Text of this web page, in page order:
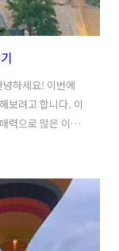
하세요! 이번에
보려고 합니다. 이
력으로 많은 이들
풍경과 다양한
는 그 이름처럼 아
는 화려한 장식과
온 듯한 느낌을
어서 사람들이